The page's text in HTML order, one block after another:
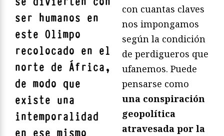
ser humanos en
este Olimpo
recolocado en el
norte de África,
de modo que
existe una
intemporalidad
con cuantas claves
nos impongamos
según la condición
de perdigueros que
ufanemos. Puede
pensarse como
una conspiración
geopolítica
atravesada por la